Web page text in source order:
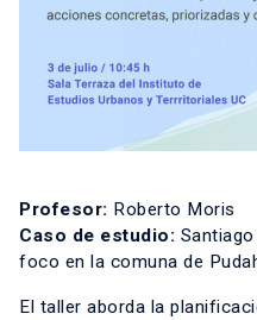
Profesor: Roberto Moris
Caso de estudio:
foco en la comuna de
El taller aborda la